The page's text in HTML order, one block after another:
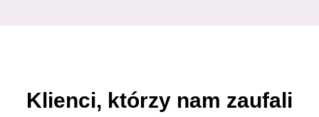
Klienci, którzy nam zaufali